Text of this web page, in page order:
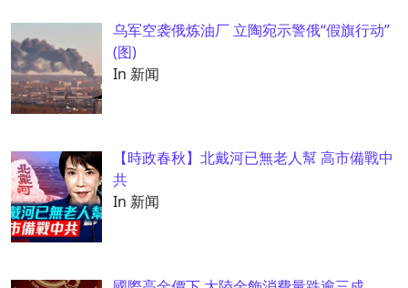
乌军空袭俄炼油厂 立陶宛示警俄“假旗行动”
(图)
In 新闻
【時政春秋】北戴河已無老人幫 高市備戰中
共
In 新闻